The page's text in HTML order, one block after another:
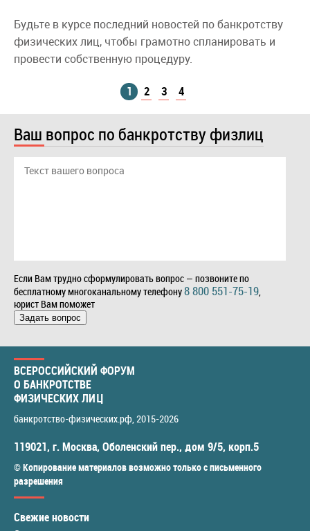
Будьте в курсе последний новостей по банкротству
физических лиц, чтобы грамотно спланировать и
провести собственную процедуру.
1 2 3 4
Ваш вопрос по банкротству физлиц
Если Вам трудно сформулировать вопрос — позвоните по
бесплатному многоканальному телефону8 800 551-75-19,
юрист Вам поможет
Задать вопрос
ВСЕРОССИЙСКИЙ ФОРУМ
О БАНКРОТСТВЕ
ФИЗИЧЕСКИХ ЛИЦ
банкротство-физических.рф, 2015-2026
119021, г. Москва, Оболенский пер., дом 9/5, корп.5
© Копирование материалов возможно только с письменного
разрешения
Свежие новости